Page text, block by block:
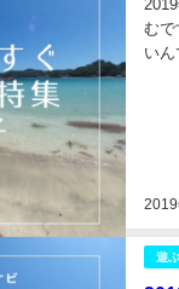
2019
むで
いん
遊ぶ